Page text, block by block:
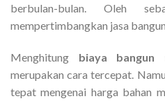
berbulan-bulan. Oleh
mempertimbangkan jasa
Menghitung biaya
merupakan cara tercepat.
tepat mengenai harga bahan